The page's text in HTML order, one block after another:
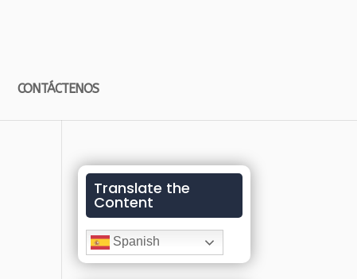
CONTÁCTENOS
Translate the
Content
Spanish